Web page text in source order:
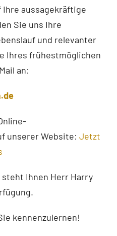
Ihre aussagekräftige
Sie uns Ihre
und relevanter
Ihres frühestmöglichen
an:
unserer Website: Jetzt
Ihnen Herr Harry
kennenzulernen!